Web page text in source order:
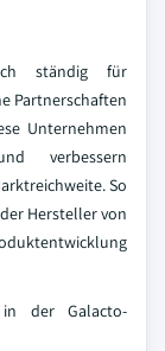
ständig für
Partnerschaften
Unternehmen
verbessern
So
Hersteller von
der Galacto-